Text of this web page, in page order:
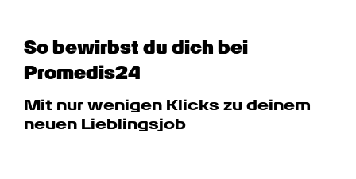
So bewirbst du dich bei
Promedis24
Mit nur wenigen Klicks zu deinem
neuen Lieblingsjob